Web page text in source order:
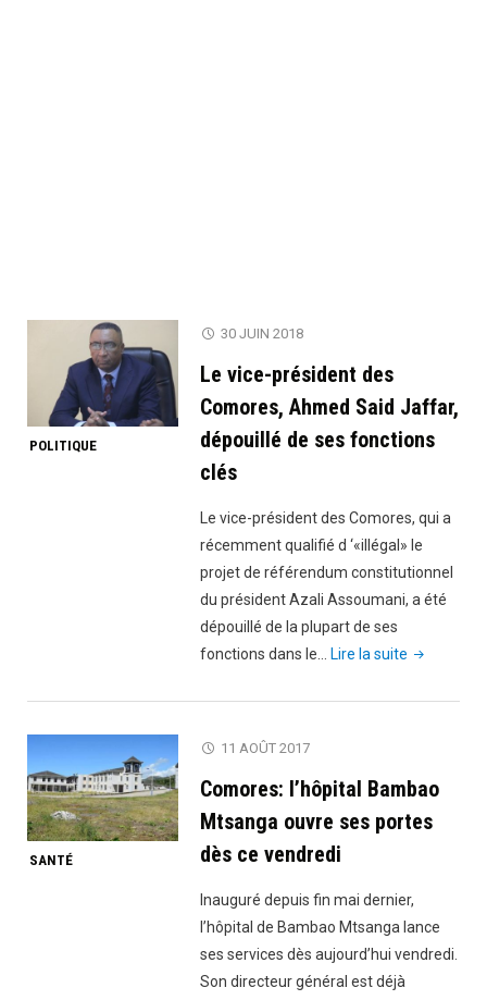
POLITIQUE
30 JUIN 2018
Le vice-président des
Comores, Ahmed Said Jaffar,
dépouillé de ses fonctions
clés
Le vice-président des Comores, qui a
récemment qualifié d ‘«illégal» le
projet de référendum constitutionnel
du président Azali Assoumani, a été
dépouillé de la plupart de ses
fonctions dans le…
Lire la suite "Le
président
Ahmed
Said
de
ses
fonctions
SANTÉ
11 AOÛT 2017
Comores: l’hôpital Bambao
Mtsanga ouvre ses portes
dès ce vendredi
Inauguré depuis fin mai dernier,
l’hôpital de Bambao Mtsanga lance
ses services dès aujourd’hui vendredi.
Son directeur général est déjà